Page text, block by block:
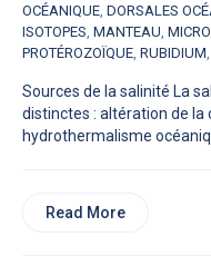
OCÉANIQUE, DORSALES
ISOTOPES, MANTEAU,
PROTÉROZOÏQUE, RUBIDIUM,
Sources de la salinité La
distinctes : altération de la
hydrothermalisme
Read More